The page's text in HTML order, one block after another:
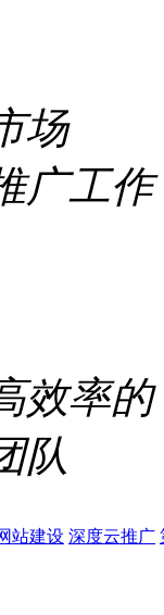
场
广工作
效率的
队
站建设 深度云推广